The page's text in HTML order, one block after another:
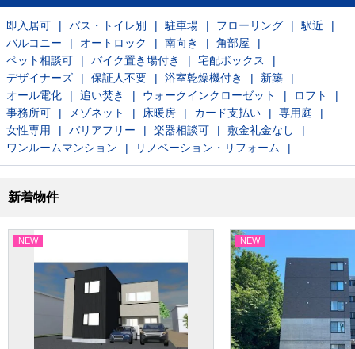
即入居可 バス・トイレ別 駐車場 フローリング
駅近
バルコニー
オートロック 南向き
角部屋
ペット相談可
バイク置き場付き
宅配ボックス
デザイナーズ
保証人不要 浴室乾燥機付き
新築
オール電化
追い焚き ウォークインクローゼット
ロフト
事務所可
メゾネット 床暖房 カード支払い
専用庭
女性専用
バリアフリー 楽器相談可
敷金礼金なし
ワンルームマンション
リノベーション・リフォーム
新着物件
NEW NEW